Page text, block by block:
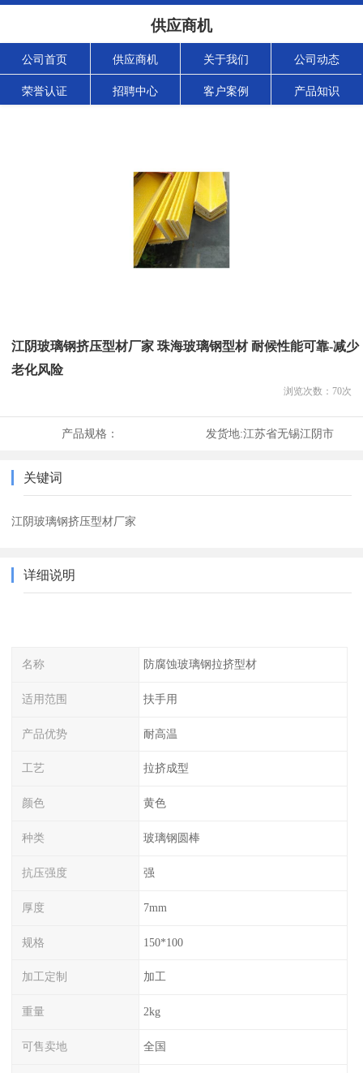
供应商机
公司首页 供应商机 关于我们 公司动态
荣誉认证 招聘中心 客户案例 产品知识
江阴玻璃钢挤压型材厂家 珠海玻璃钢型材 耐候性能可靠-减少
老化风险
浏览次数： 70次
产品规格： 发货地:江苏省无锡江阴市
关键词
江阴玻璃钢挤压型材厂家
详细说明
名称 防腐蚀玻璃钢拉挤型材
适用范围 扶手用
产品优势 耐高温
工艺 拉挤成型
颜色 黄色
种类 玻璃钢圆棒
抗压强度 强
厚度 7mm
规格 150*100
加工定制 加工
重量 2kg
可售卖地 全国